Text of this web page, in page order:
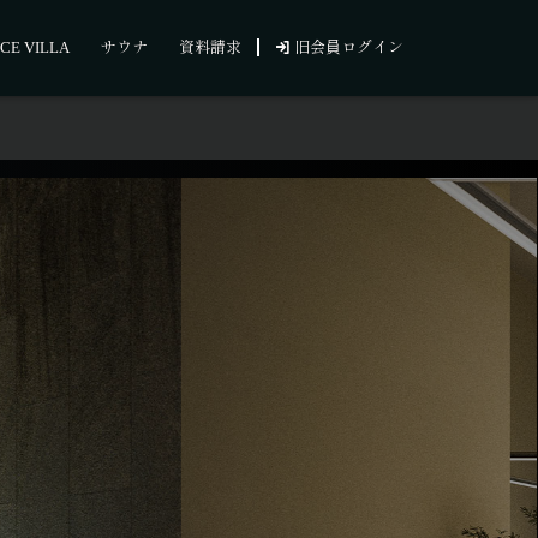
VILLA サウナ 資料請求 旧会員ログイン